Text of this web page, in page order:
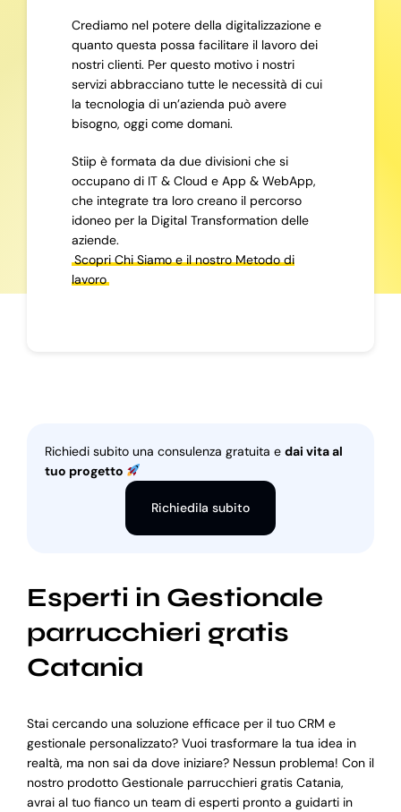
Crediamo nel potere della digitalizzazione e
quanto questa possa facilitare il lavoro dei
nostri clienti. Per questo motivo i nostri
servizi abbracciano tutte le necessità di cui
la tecnologia di un’azienda può avere
bisogno, oggi come domani.
Stiip è formata da due divisioni che si
occupano di IT & Cloud e App & WebApp,
che integrate tra loro creano il percorso
idoneo per la Digital Transformation delle
aziende.
Scopri Chi Siamo e il nostro Metodo di
lavoro
Richiedi subito una consulenza gratuita e dai vita al
tuo progetto
Richiedila subito
Esperti in Gestionale
parrucchieri gratis
Catania
Stai cercando una soluzione efficace per il tuo CRM e
gestionale personalizzato? Vuoi trasformare la tua idea in
realtà, ma non sai da dove iniziare? Nessun problema! Con il
nostro prodotto Gestionale parrucchieri gratis Catania,
avrai al tuo fianco un team di esperti pronto a guidarti in